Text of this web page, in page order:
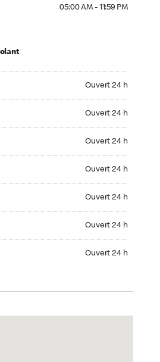
05:00 AM - 11:59 PM
Ouvert 24 h
Ouvert 24 h
Ouvert 24 h
Ouvert 24 h
Ouvert 24 h
Ouvert 24 h
Ouvert 24 h